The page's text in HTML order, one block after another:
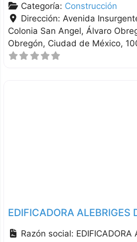
Categoría: Construcción
Dirección: Avenida
Colonia San Angel, Álvaro
Obregón Ciudad de México
EDIFICADORA ALEBRIGES
Razón social: EDIFICADORA